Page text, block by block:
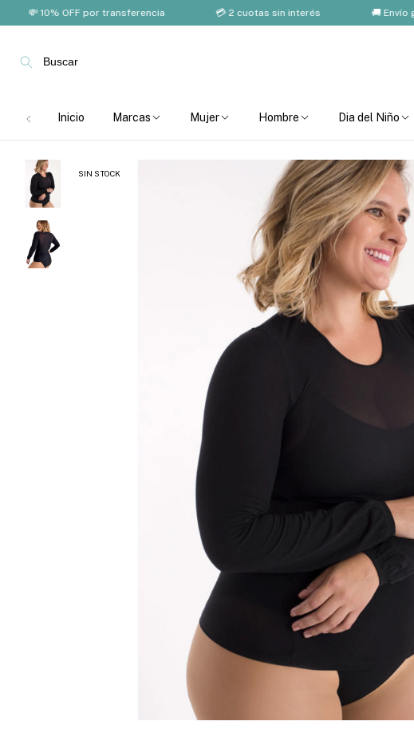
10% OFF por transferencia 💳 2 cuotas sin interés 🚚 Envío gratis
Buscar
Inicio Marcas Mujer Hombre Dia del Niño
SIN STOCK